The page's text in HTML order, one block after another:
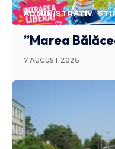
ADMINISTRATIV
”Marea
7 AUGUST 2026